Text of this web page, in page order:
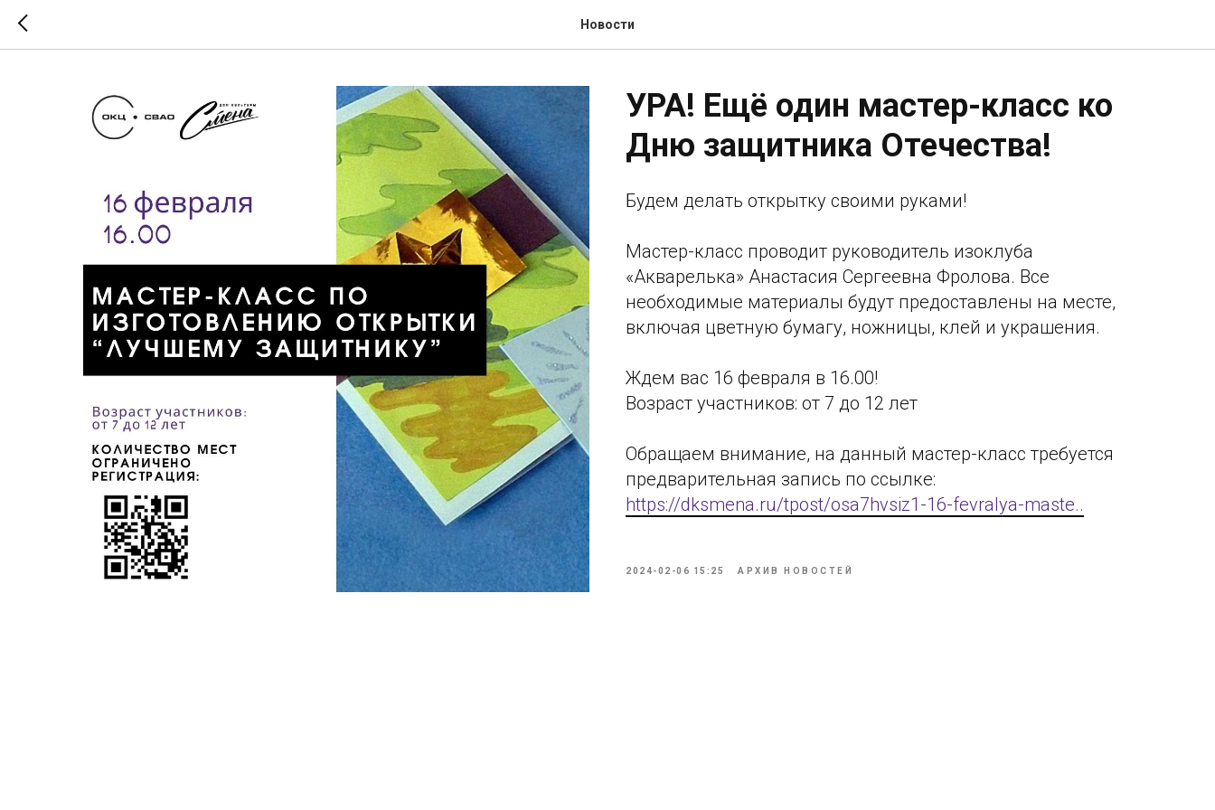
Новости
УРА! Ещё один мастер-класс ко
Дню защитника Отечества!
Будем делать открытку своими руками!
Мастер-класс проводит руководитель изоклуба
«Акварелька» Анастасия Сергеевна Фролова. Все
необходимые материалы будут предоставлены на месте,
включая цветную бумагу, ножницы, клей и украшения.
Ждем вас 16 февраля в 16.00!
Возраст участников: от 7 до 12 лет
Обращаем внимание, на данный мастер-класс требуется
предварительная запись по ссылке:
https://dksmena.ru/tpost/osa7hvsiz1-16-fevralya-maste..
2024-02-06 15:25 АРХИВ НОВОСТЕЙ